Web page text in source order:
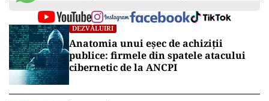
DEZVĂLUIRI
Anatomia unui eșec de achiziții
publice: firmele din spatele atacului
cibernetic de la ANCPI